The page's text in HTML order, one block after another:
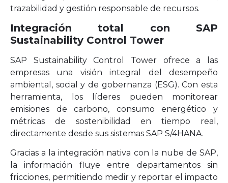
trazabilidad y gestión responsable de recursos.
Integración total con SAP
Sustainability Control Tower
SAP Sustainability Control Tower ofrece a las
empresas una visión integral del desempeño
ambiental, social y de gobernanza (ESG). Con esta
herramienta, los líderes pueden monitorear
emisiones de carbono, consumo energético y
métricas de sostenibilidad en tiempo real,
directamente desde sus sistemas SAP S/4HANA.
Gracias a la integración nativa con la nube de SAP,
la información fluye entre departamentos sin
fricciones, permitiendo medir y reportar el impacto